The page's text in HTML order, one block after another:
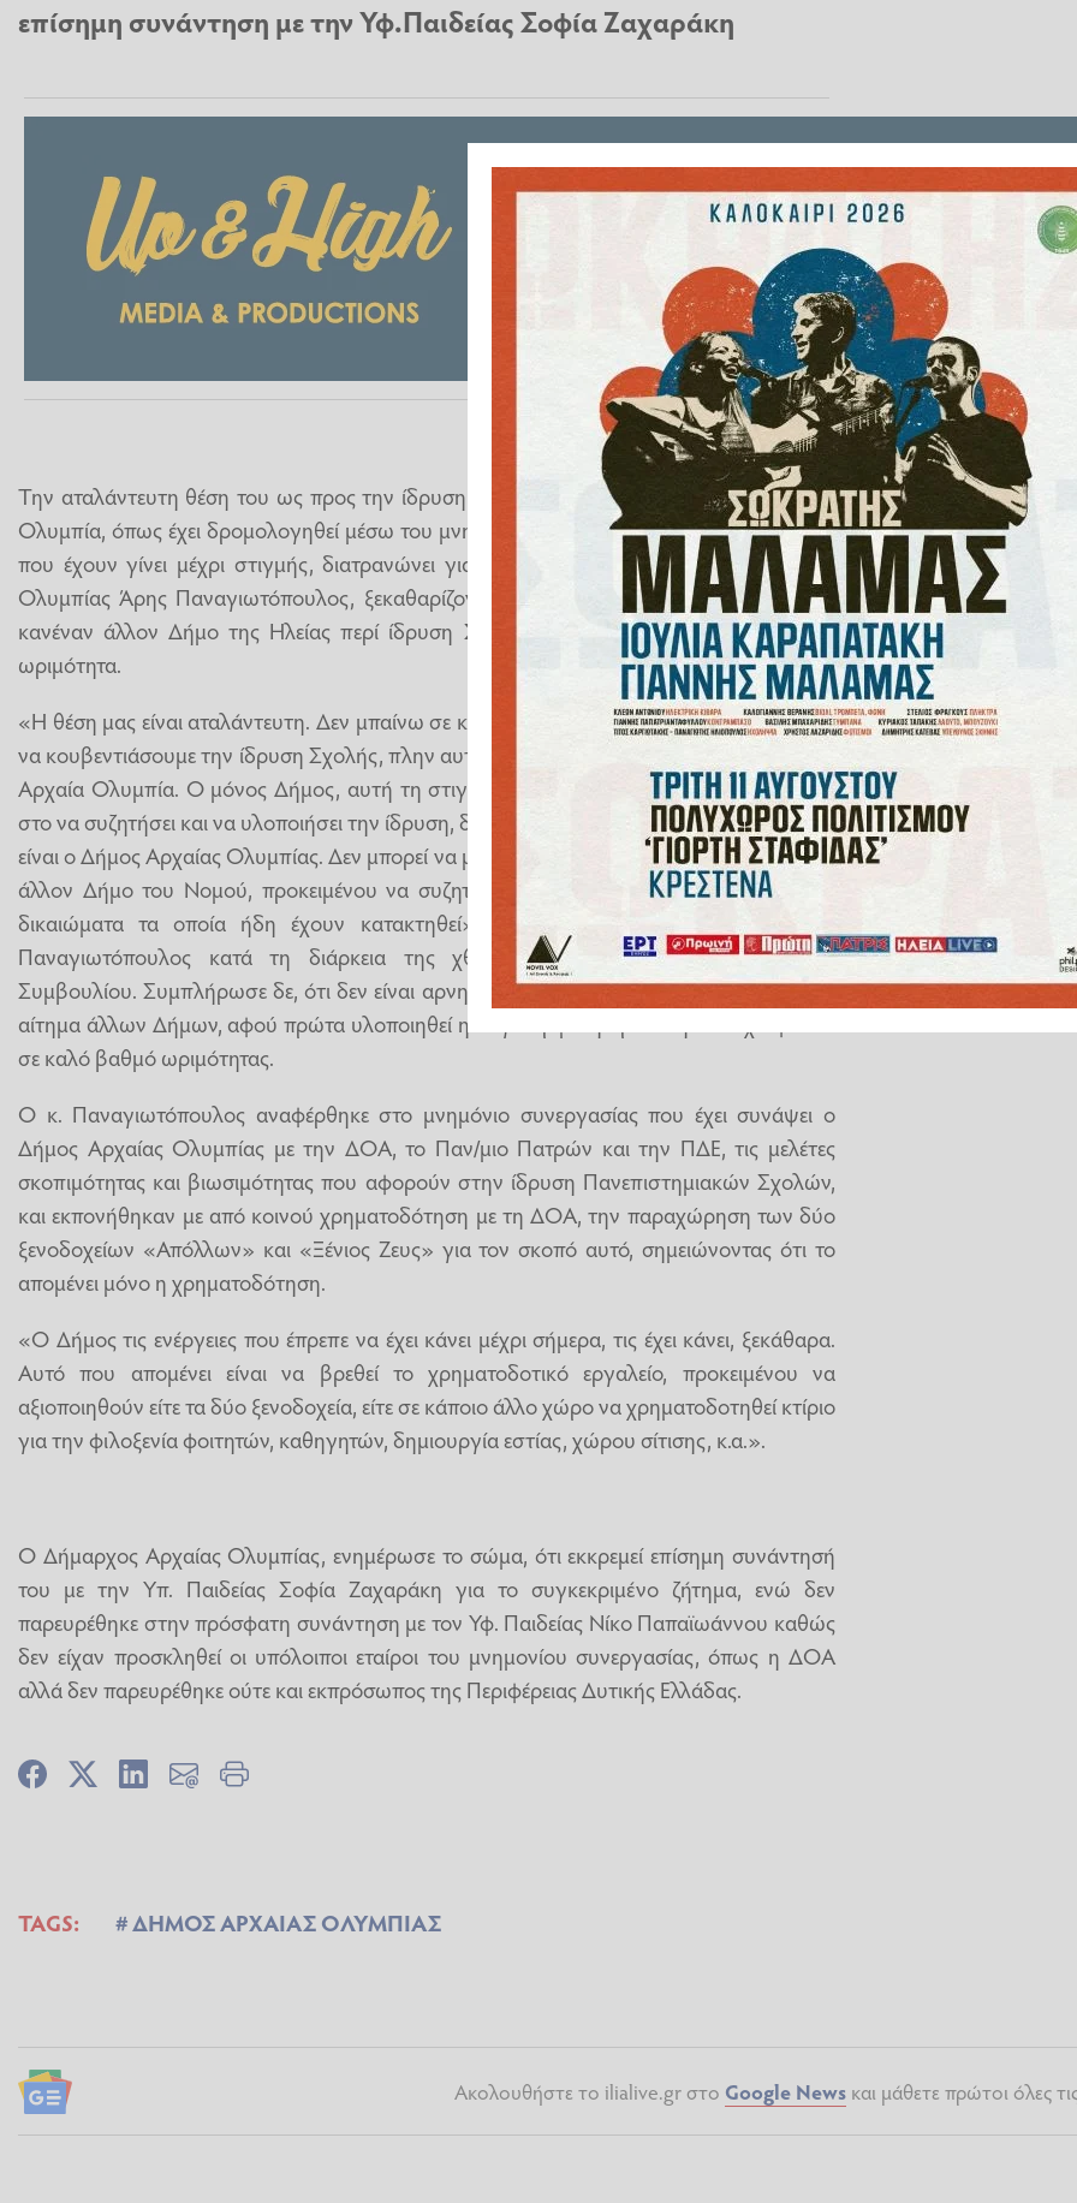
επίσημη συνάντηση με την Υφ.Παιδείας Σοφία Ζαχαράκη
Την αταλάντευτη θέση του ως προς την ίδρυση Πανεπιστημιακής Σχολής στην Αρχαία
Ολυμπία, όπως έχει δρομολογηθεί μέσω του μνημονίου συνεργασίας και των ενεργειών
που έχουν γίνει μέχρι στιγμής, διατρανώνει για άλλη μια φορά ο Δήμαρχος Αρχαίας
Ολυμπίας Άρης Παναγιωτόπουλος, ξεκαθαρίζοντας ότι δεν πρόκειται να συζητήσει με
κανέναν άλλον Δήμο της Ηλείας περί ίδρυση Σχολής, πλην αυτής που έχει ήδη την
ωριμότητα.
«Η θέση μας είναι αταλάντευτη. Δεν μπαίνω σε καμία διαδικασία με κανέναν άλλον Δήμο
να κουβεντιάσουμε την ίδρυση Σχολής, πλην αυτής που έχει την ωριμότητα και έδρα την
Αρχαία Ολυμπία. Ο μόνος Δήμος, αυτή τη στιγμή που έχει προβάδισμα και ωριμότητα
στο να συζητήσει και να υλοποιήσει την ίδρυση, δυνητικά, μιας Πανεπιστημιακής Σχολής,
είναι ο Δήμος Αρχαίας Ολυμπίας. Δεν μπορεί να μπει σε καμία άλλη κουβέντα, με κανέναν
άλλον Δήμο του Νομού, προκειμένου να συζητήσει ή να απολέσει ή να απεμπολήσει
δικαιώματα τα οποία ήδη έχουν κατακτηθεί» υπογράμμισε κατηγορηματικά ο κ.
Παναγιωτόπουλος κατά τη διάρκεια της χθεσινής συνεδρίασης του Δημοτικού
Συμβουλίου. Συμπλήρωσε δε, ότι δεν είναι αρνητικός στο να στηρίξει η Δημοτική Αρχή,
αίτημα άλλων Δήμων, αφού πρώτα υλοποιηθεί η συγκεκριμένη πρόταση που έχει φτάσει
σε καλό βαθμό ωριμότητας.
Ο κ. Παναγιωτόπουλος αναφέρθηκε στο μνημόνιο συνεργασίας που έχει συνάψει ο
Δήμος Αρχαίας Ολυμπίας με την ΔΟΑ, το Παν/μιο Πατρών και την ΠΔΕ, τις μελέτες
σκοπιμότητας και βιωσιμότητας που αφορούν στην ίδρυση Πανεπιστημιακών Σχολών,
και εκπονήθηκαν με από κοινού χρηματοδότηση με τη ΔΟΑ, την παραχώρηση των δύο
ξενοδοχείων «Απόλλων» και «Ξένιος Ζευς» για τον σκοπό αυτό, σημειώνοντας ότι το
απομένει μόνο η χρηματοδότηση.
«Ο Δήμος τις ενέργειες που έπρεπε να έχει κάνει μέχρι σήμερα, τις έχει κάνει, ξεκάθαρα.
Αυτό που απομένει είναι να βρεθεί το χρηματοδοτικό εργαλείο, προκειμένου να
αξιοποιηθούν είτε τα δύο ξενοδοχεία, είτε σε κάποιο άλλο χώρο να χρηματοδοτηθεί κτίριο
για την φιλοξενία φοιτητών, καθηγητών, δημιουργία εστίας, χώρου σίτισης, κ.α.».
Ο Δήμαρχος Αρχαίας Ολυμπίας, ενημέρωσε το σώμα, ότι εκκρεμεί επίσημη συνάντησή
του με την Υπ. Παιδείας Σοφία Ζαχαράκη για το συγκεκριμένο ζήτημα, ενώ δεν
παρευρέθηκε στην πρόσφατη συνάντηση με τον Υφ. Παιδείας Νίκο Παπαϊωάννου καθώς
δεν είχαν προσκληθεί οι υπόλοιποι εταίροι του μνημονίου συνεργασίας, όπως η ΔΟΑ
αλλά δεν παρευρέθηκε ούτε και εκπρόσωπος της Περιφέρειας Δυτικής Ελλάδας.
TAGS: ΔΗΜΟΣ ΑΡΧΑΙΑΣ ΟΛΥΜΠΙΑΣ
Ακολουθήστε το ilialive.gr στο Google Newsκαι μάθετε πρώτοι όλες